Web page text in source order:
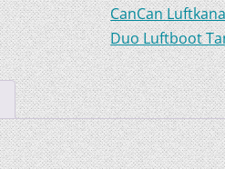
CanCan
Duo Luftboot